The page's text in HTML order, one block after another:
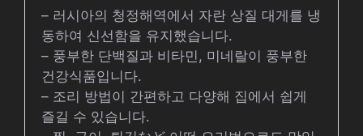
– 러시아의 청정해역에서 자란 상질 대게를 냉
동하여 신선함을 유지했습니다.
– 풍부한 단백질과 비타민, 미네랄이 풍부한
건강식품입니다.
– 조리 방법이 간편하고 다양해 집에서 쉽게
즐길 수 있습니다.